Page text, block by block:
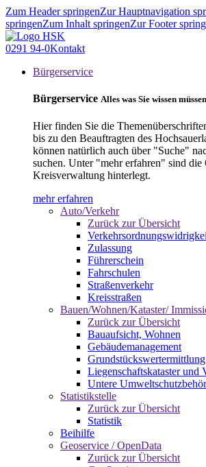
Zum Header springenZur Hauptnavigation
springenZum Inhalt springenZur Footer
0291 94-0Kontakt
Bürgerservice
Bürgerservice Alles was Sie wissen müssen
Hier finden Sie die
bis zu den Beauftragten des
können natürlich auch über "Suche"
suchen. Unter "mehr erfahren" sind die
Kreisverwaltung hinterlegt.
mehr erfahren
Auto/Verkehr
Zurück zur Übersicht
Zulassung
Führerschein
Fahrschulen
Straßenverkehr
Kreisstraßen
Bauen/Wohnen/Kataster/
Zurück zur Übersicht
Bauaufsicht, Wohnen
Gebäudemanagement
Grundstückswertermittlung
Liegenschaftskataster und
Untere
Statistikstelle
Zurück zur Übersicht
Statistik
Beihilfe
Geoservice / OpenData
Zurück zur Übersicht